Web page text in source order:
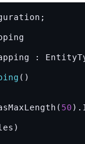
:
()
50